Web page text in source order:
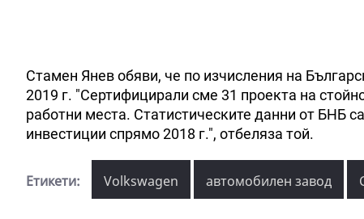
Стамен Янев обяви, че по изчисления на
2019 г. "Сертифицирали сме 31 проекта на
работни места. Статистическите данни от БНБ
инвестиции спрямо 2018 г.", отбеляза той.
Етикети: Volkswagen автомобилен завод